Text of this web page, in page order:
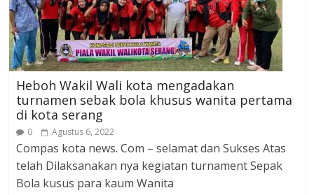
Heboh Wakil Wali kota mengadakan
turnamen sebak bola khusus wanita pertama
di kota serang
0 Agustus 6, 2022
Compas kota news. Com – selamat dan Sukses Atas
telah Dilaksanakan nya kegiatan turnament Sepak
Bola kusus para kaum Wanita